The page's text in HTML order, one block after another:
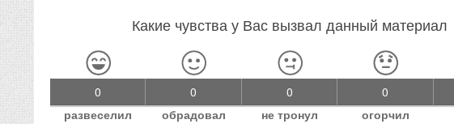
Какие чувства у Вас вызвал данный материал
0
развеселил
0
обрадовал
0
не тронул
0
огорчил